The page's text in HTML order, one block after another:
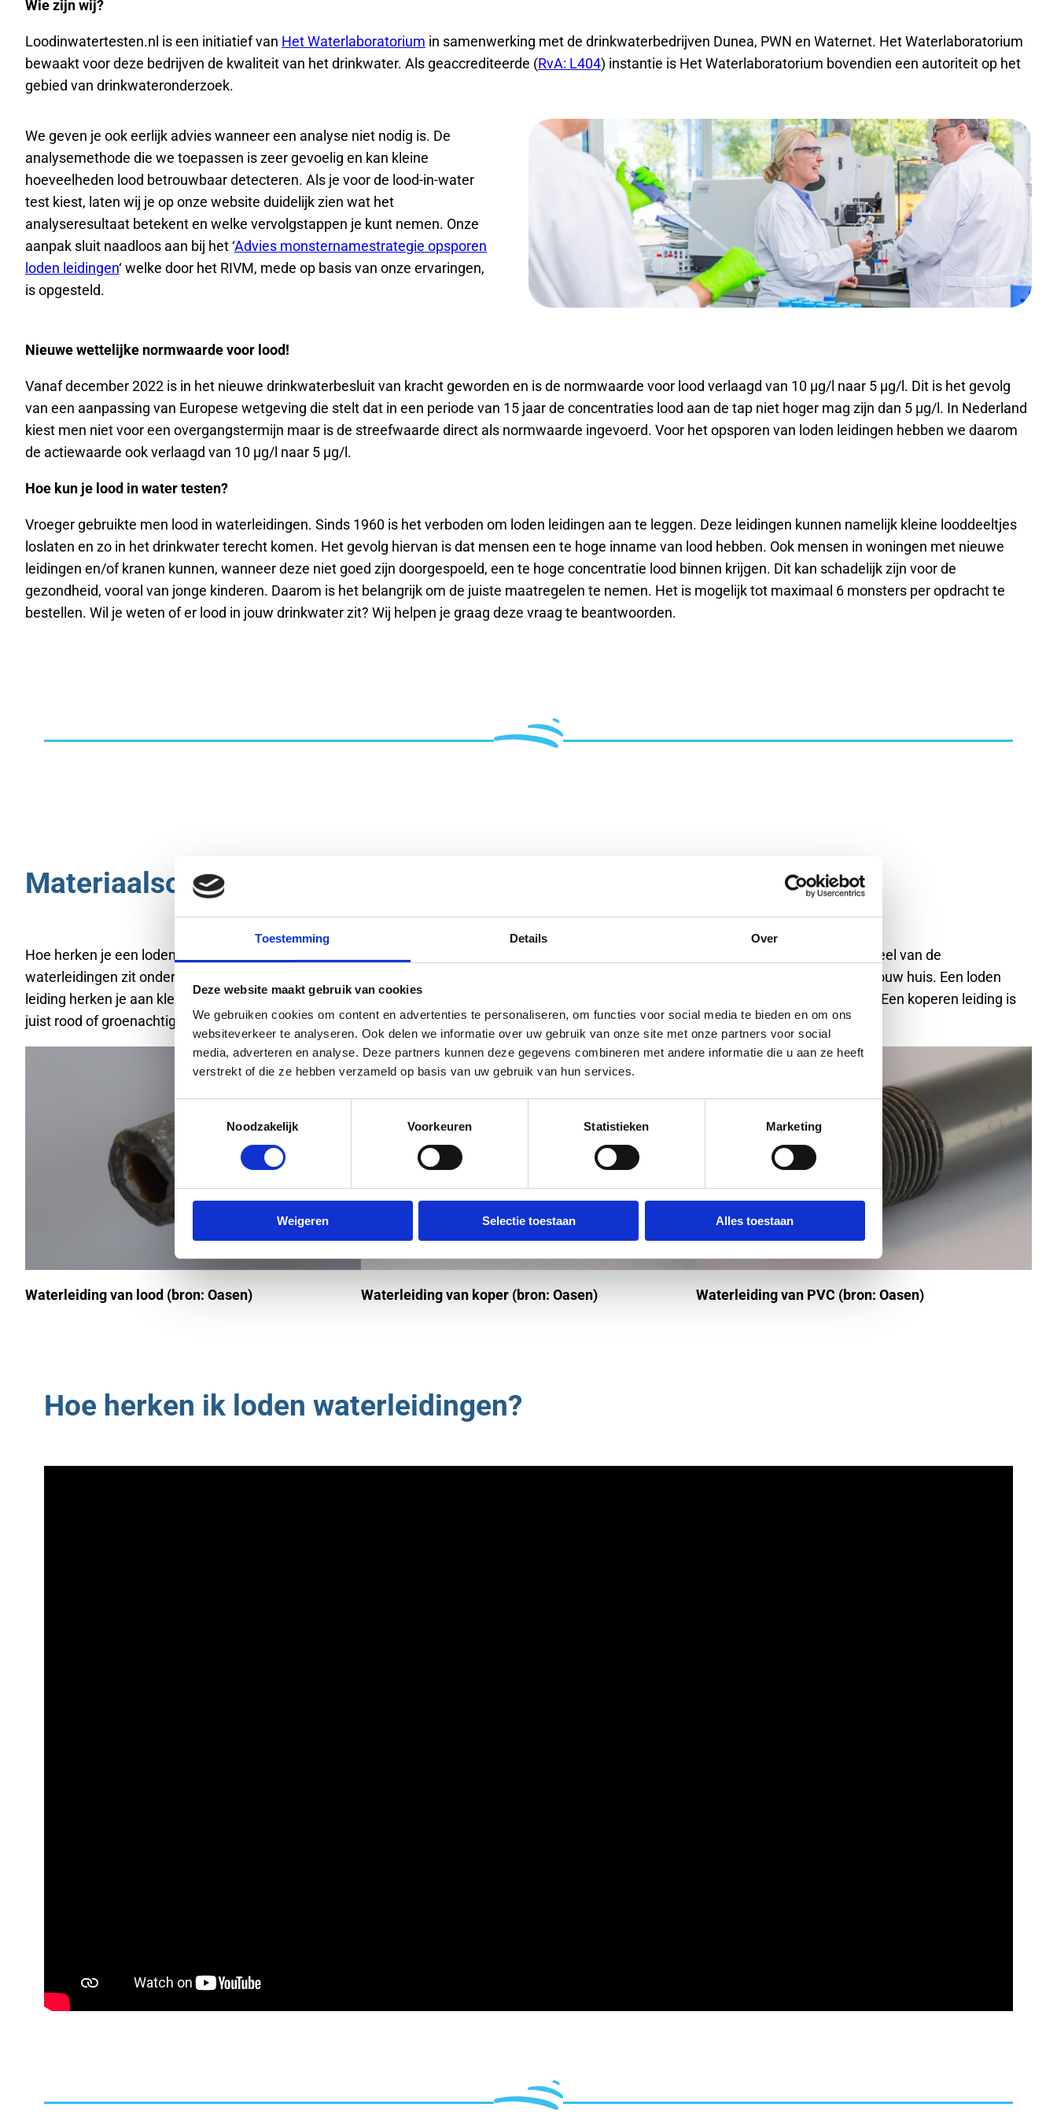
Toestemming Details Over
Deze website maakt gebruik van cookies
We gebruiken cookies om content en advertenties te personaliseren, om functies voor social media te bieden en om ons
websiteverkeer te analyseren. Ook delen we informatie over uw gebruik van onze site met onze partners voor social
media, adverteren en analyse. Deze partners kunnen deze gegevens combineren met andere informatie die u aan ze heeft
verstrekt of die ze hebben verzameld op basis van uw gebruik van hun services.
Noodzakelijk
Voorkeuren Statistieken Marketing
Weigeren Selectie toestaan Alles toestaan
Wie zijn wij?
Loodinwatertesten.nl is een initiatief van Het Waterlaboratorium in samenwerking met de drinkwaterbedrijven Dunea, PWN en Waternet. Het Waterlaboratorium
bewaakt voor deze bedrijven de kwaliteit van het drinkwater. Als geaccrediteerde (RvA: L404) instantie is Het Waterlaboratorium bovendien een autoriteit op het
gebied van drinkwateronderzoek.
We geven je ook eerlijk advies wanneer een analyse niet nodig is. De
analysemethode die we toepassen is zeer gevoelig en kan kleine
hoeveelheden lood betrouwbaar detecteren. Als je voor de lood-in-water
test kiest, laten wij je op onze website duidelijk zien wat het
analyseresultaat betekent en welke vervolgstappen je kunt nemen. Onze
aanpak sluit naadloos aan bij het ‘Advies monsternamestrategie opsporen
loden leidingen‘ welke door het RIVM, mede op basis van onze ervaringen,
is opgesteld.
Nieuwe wettelijke normwaarde voor lood!
Vanaf december 2022 is in het nieuwe drinkwaterbesluit van kracht geworden en is de normwaarde voor lood verlaagd van 10 µg/l naar 5 µg/l. Dit is het gevolg
van een aanpassing van Europese wetgeving die stelt dat in een periode van 15 jaar de concentraties lood aan de tap niet hoger mag zijn dan 5 µg/l. In Nederland
kiest men niet voor een overgangstermijn maar is de streefwaarde direct als normwaarde ingevoerd. Voor het opsporen van loden leidingen hebben we daarom
de actiewaarde ook verlaagd van 10 µg/l naar 5 µg/l.
Hoe kun je lood in water testen?
Vroeger gebruikte men lood in waterleidingen. Sinds 1960 is het verboden om loden leidingen aan te leggen. Deze leidingen kunnen namelijk kleine looddeeltjes
loslaten en zo in het drinkwater terecht komen. Het gevolg hiervan is dat mensen een te hoge inname van lood hebben. Ook mensen in woningen met nieuwe
leidingen en/of kranen kunnen, wanneer deze niet goed zijn doorgespoeld, een te hoge concentratie lood binnen krijgen. Dit kan schadelijk zijn voor de
gezondheid, vooral van jonge kinderen. Daarom is het belangrijk om de juiste maatregelen te nemen. Het is mogelijk tot maximaal 6 monsters per opdracht te
bestellen. Wil je weten of er lood in jouw drinkwater zit? Wij helpen je graag deze vraag te beantwoorden.
Materiaalsoorten waterleiding op een rij
Hoe herken je een loden leiding? Standaard kan je bij je drinkwaterinstallatie PVC, koperen of loden leidingen tegenkomen. Het grootste deel van de
waterleidingen zit onder de vloer of in de muur. Controleer daarom als eerste bij de watermeter of er nog loden leidingen zitten in of naar jouw huis. Een loden
leiding herken je aan kleur (de leiding is dan donkerblauw of grijs van kleur) én aan het doffe geluid als je er met een lepel er tegenaan tikt. Een koperen leiding is
juist rood of groenachtig.
Waterleiding van lood (bron: Oasen) Waterleiding van koper (bron: Oasen) Waterleiding van PVC (bron: Oasen)
Hoe herken ik loden waterleidingen?